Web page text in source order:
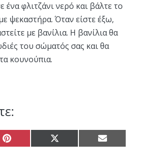
ένα φλιτζάνι νερό και βάλτε το
ψεκαστήρα. Όταν είστε έξω,
με βανίλια. Η βανίλια θα
του σώματός σας και θα
κουνούπια.
Share
on
Share
on
Share
on